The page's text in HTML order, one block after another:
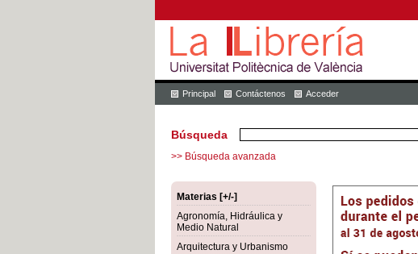
Principal Contáctenos Acceder
Búsqueda
>> Búsqueda avanzada
Materias [+/-]
Agronomía, Hidráulica y
Medio Natural
Arquitectura y Urbanismo